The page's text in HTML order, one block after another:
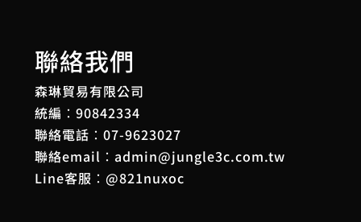
聯絡我們
森琳貿易有限公司
統編：90842334
聯絡電話： 07-9623027
聯絡email： admin@jungle3c.com.tw
Line客服： @821nuxoc